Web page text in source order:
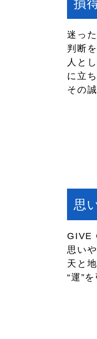
損
迷っ
判断
人と
に立
その
思
GIVE
思い
天と
“運”